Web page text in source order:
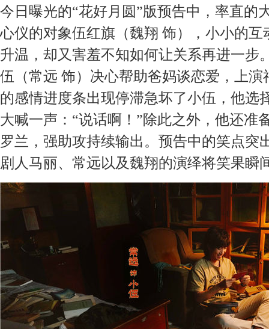
今日曝光的“花好月圆”版预告中，率直的
心仪的对象伍红旗（魏翔 饰），小小的
升温，却又害羞不知如何让关系再进一步
伍（常远 饰）决心帮助爸妈谈恋爱，上
的感情进度条出现停滞急坏了小伍，他选
大喊一声：“说话啊！”除此之外，他还准
罗兰，强助攻持续输出。预告中的笑点突
剧人马丽、常远以及魏翔的演绎将笑果瞬